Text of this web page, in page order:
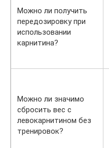
Можно ли получить
передозировку при
использовании
карнитина?
Можно ли значимо
сбросить вес с
левокарнитином без
тренировок?